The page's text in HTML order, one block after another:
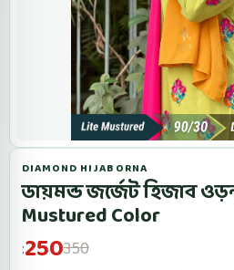
DIAMOND HIJAB ORNA
ডায়মন্ড জর্জেট হিজাব
Mustured Color
:250350